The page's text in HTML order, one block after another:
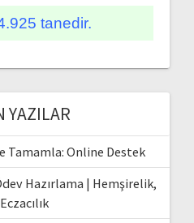
tanedir.
YAZILAR
Tamamla: Online Destek
Hazırlama | Hemşirelik,